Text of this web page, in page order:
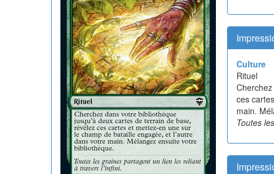
Culture
Rituel
ces
main.
Toutes